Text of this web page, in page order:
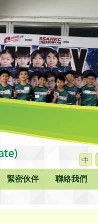
中
緊密伙伴 聯絡我們